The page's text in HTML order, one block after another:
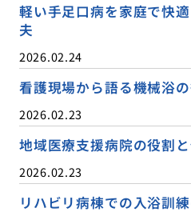
軽い手足口病を家庭で快
夫
2026.02.24
看護現場から語る機械浴
2026.02.23
地域医療支援病院の役割
2026.02.23
リハビリ病棟での入浴訓